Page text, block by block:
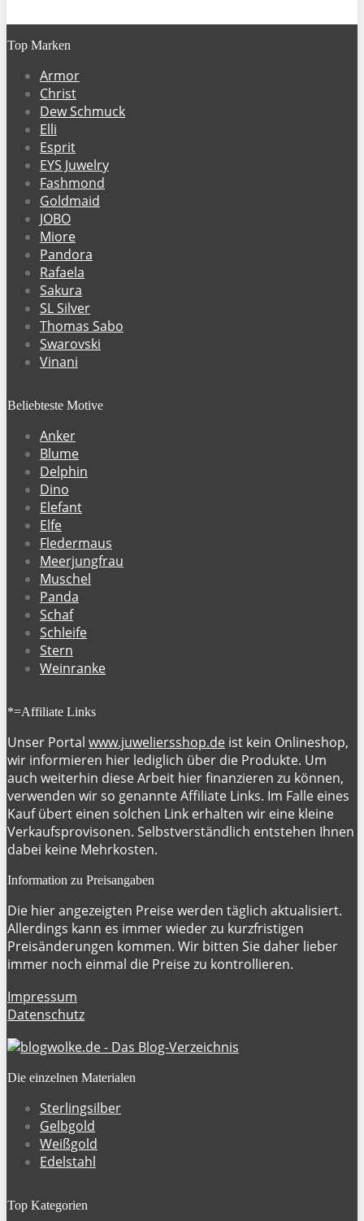
Top Marken
Armor
Christ
Dew Schmuck
Elli
Esprit
EYS Juwelry
Fashmond
Goldmaid
JOBO
Miore
Pandora
Rafaela
Sakura
SL Silver
Thomas Sabo
Swarovski
Vinani
Beliebteste Motive
Anker
Blume
Delphin
Dino
Elefant
Elfe
Fledermaus
Meerjungfrau
Muschel
Panda
Schaf
Schleife
Stern
Weinranke
*=Affiliate Links
Unser Portal www.juweliersshop.de ist kein Onlineshop,
wir informieren hier lediglich über die Produkte. Um
auch weiterhin diese Arbeit hier finanzieren zu können,
verwenden wir so genannte Affiliate Links. Im Falle eines
Kauf übert einen solchen Link erhalten wir eine kleine
Verkaufsprovisonen. Selbstverständlich entstehen Ihnen
dabei keine Mehrkosten.
Information zu Preisangaben
Die hier angezeigten Preise werden täglich aktualisiert.
Allerdings kann es immer wieder zu kurzfristigen
Preisänderungen kommen. Wir bitten Sie daher lieber
immer noch einmal die Preise zu kontrollieren.
Impressum
Datenschutz
Die einzelnen Materialen
Sterlingsilber
Gelbgold
Weißgold
Edelstahl
Top Kategorien